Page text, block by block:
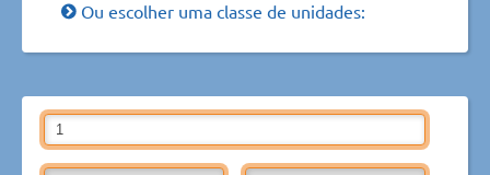
Ou escolher uma classe de unidades: